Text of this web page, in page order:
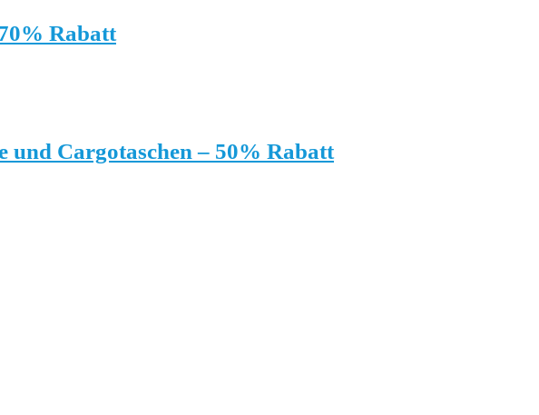
Rabatt
und Cargotaschen – 50% Rabatt